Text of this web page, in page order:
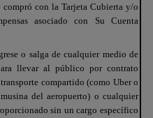
con la Tarjeta Cubierta y/o
asociado con Su Cuenta
o salga de cualquier medio de
llevar al público por contrato
compartido (como Uber o
del aeropuerto) o cualquier
sin un cargo específico